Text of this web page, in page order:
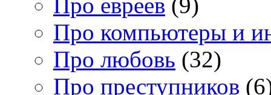
Про компьютеры и
Про любовь (32)
Про преступников